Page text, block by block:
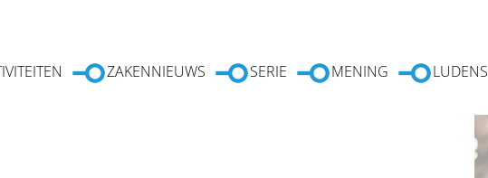
ZAKENNIEUWS SERIE MENING LUDENS